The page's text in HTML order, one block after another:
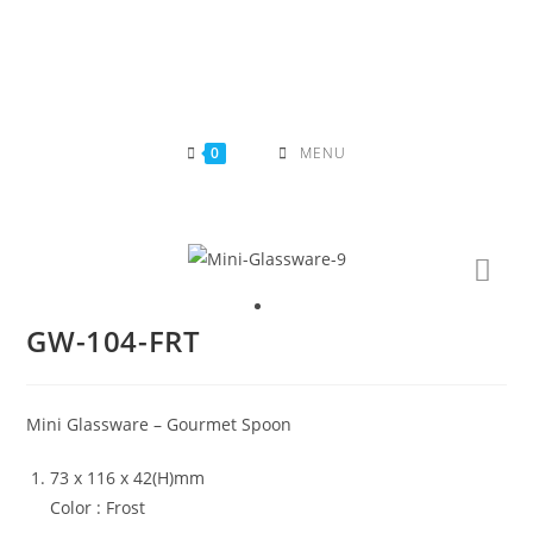
0 MENU
GW-104-FRT
Mini Glassware – Gourmet Spoon
73 x 116 x 42(H)mm
Color : Frost